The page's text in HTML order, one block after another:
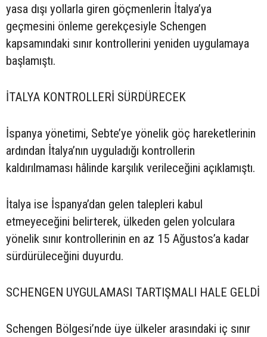
yasa dışı yollarla giren göçmenlerin İtalya’ya
geçmesini önleme gerekçesiyle Schengen
kapsamındaki sınır kontrollerini yeniden uygulamaya
başlamıştı.
İTALYA KONTROLLERİ SÜRDÜRECEK
İspanya yönetimi, Sebte’ye yönelik göç hareketlerinin
ardından İtalya’nın uyguladığı kontrollerin
kaldırılmaması hâlinde karşılık verileceğini açıklamıştı.
İtalya ise İspanya’dan gelen talepleri kabul
etmeyeceğini belirterek, ülkeden gelen yolculara
yönelik sınır kontrollerinin en az 15 Ağustos’a kadar
sürdürüleceğini duyurdu.
SCHENGEN UYGULAMASI TARTIŞMALI HALE GELDİ
Schengen Bölgesi’nde üye ülkeler arasındaki iç sınır